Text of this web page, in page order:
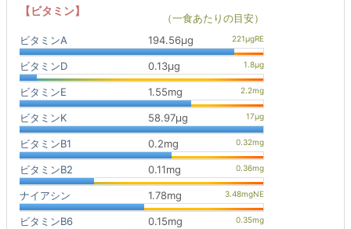
【ビタミン】
（一食あたりの目安）
ビタミンA
194.56μg
ビタミンD 0.13μg
ビタミンE 1.55mg
ビタミンK 58.97μg
ビタミンB1 0.2mg
ビタミンB2 0.11mg
ナイアシン 1.78mg
ビタミンB6 0.15mg